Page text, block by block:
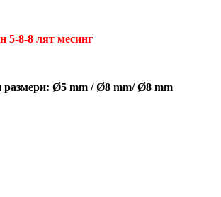
5-8-8 лят месинг
размери: Ø5 mm / Ø8 mm/ Ø8 mm